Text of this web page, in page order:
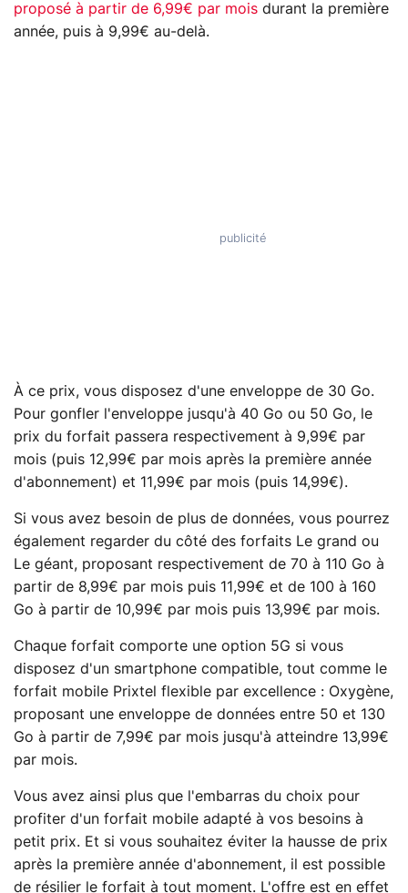
proposé à partir de 6,99€ par mois durant la première
année, puis à 9,99€ au-delà.
À ce prix, vous disposez d'une enveloppe de 30 Go.
Pour gonfler l'enveloppe jusqu'à 40 Go ou 50 Go, le
prix du forfait passera respectivement à 9,99€ par
mois (puis 12,99€ par mois après la première année
d'abonnement) et 11,99€ par mois (puis 14,99€).
Si vous avez besoin de plus de données, vous pourrez
également regarder du côté des forfaits Le grand ou
Le géant, proposant respectivement de 70 à 110 Go à
partir de 8,99€ par mois puis 11,99€ et de 100 à 160
Go à partir de 10,99€ par mois puis 13,99€ par mois.
Chaque forfait comporte une option 5G si vous
disposez d'un smartphone compatible, tout comme le
forfait mobile Prixtel flexible par excellence : Oxygène,
proposant une enveloppe de données entre 50 et 130
Go à partir de 7,99€ par mois jusqu'à atteindre 13,99€
par mois.
Vous avez ainsi plus que l'embarras du choix pour
profiter d'un forfait mobile adapté à vos besoins à
petit prix. Et si vous souhaitez éviter la hausse de prix
après la première année d'abonnement, il est possible
de résilier le forfait à tout moment. L'offre est en effet